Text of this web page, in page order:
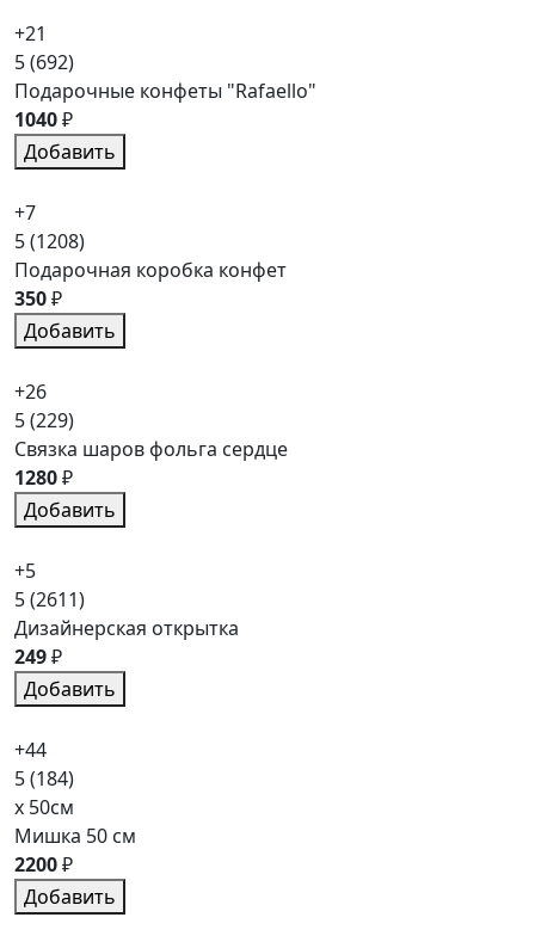
+21
5(692)
Подарочные конфеты "Rafaello"
1040₽
Добавить
+7
5(1208)
Подарочная коробка конфет
350₽
Добавить
+26
5(229)
Связка шаров фольга сердце
1280₽
Добавить
+5
5(2611)
Дизайнерская открытка
249₽
Добавить
+44
5(184)
x 50см
Мишка 50 см
2200₽
Добавить